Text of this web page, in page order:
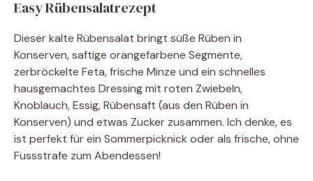
Easy Rübensalatrezept
Dieser kalte Rübensalat bringt süße Rüben in
Konserven, saftige orangefarbene Segmente,
zerbröckelte Feta, frische Minze und ein schnelles
hausgemachtes Dressing mit roten Zwiebeln,
Knoblauch, Essig, Rübensaft (aus den Rüben in
Konserven) und etwas Zucker zusammen. Ich denke, es
ist perfekt für ein Sommerpicknick oder als frische, ohne
Fussstrafe zum Abendessen!